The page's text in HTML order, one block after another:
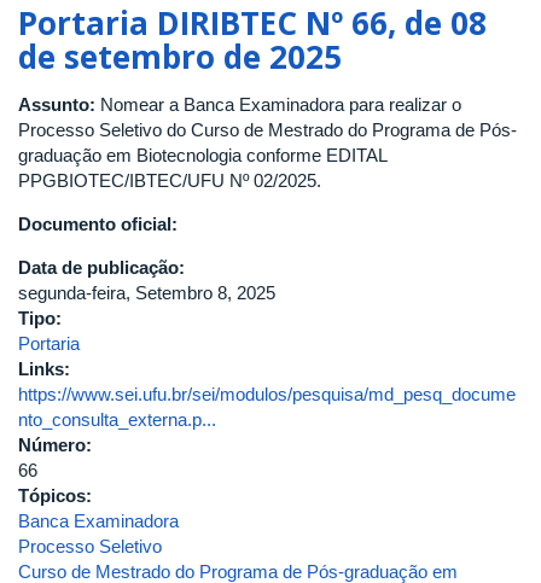
Portaria DIRIBTEC Nº 66, de 08
de setembro de 2025
Assunto: Nomear a Banca Examinadora para realizar o
Processo Seletivo do Curso de Mestrado do Programa de Pós-
graduação em Biotecnologia conforme EDITAL
PPGBIOTEC/IBTEC/UFU Nº 02/2025.
Documento oficial:
Data de publicação:
segunda-feira, Setembro 8, 2025
Tipo:
Portaria
Links:
https://www.sei.ufu.br/sei/modulos/pesquisa/md_pesq_docume
nto_consulta_externa.p...
Número:
66
Tópicos:
Banca Examinadora
Processo Seletivo
Curso de Mestrado do Programa de Pós-graduação em